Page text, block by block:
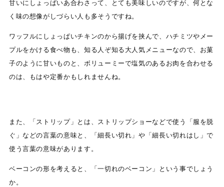
甘いにしょっぱいあ合わさって、とても美味しいのですが、何とな
く味の想像がしづらい人も多そうですね。
ワッフルにしょっぱいチキンのから揚げを挟んで、ハチミツやメー
プルをかける食べ物も、知る人ぞ知る大人気メニューなので、お菓
子のように甘いものと、ボリューミーで塩気のあるお肉を合わせる
のは、もはや定番かもしれませんね。
また、「ストリップ」とは、ストリップショーなどで使う「服を脱
ぐ」などの言葉の意味と、「細長い切れ」や「細長い切れはし」で
使う言葉の意味があります。
ベーコンの形を考えると、「一切れのベーコン」という事でしょう
か。